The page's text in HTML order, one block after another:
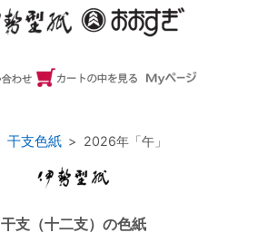
干支色紙 2026年「午」
干支（十二支）の色紙